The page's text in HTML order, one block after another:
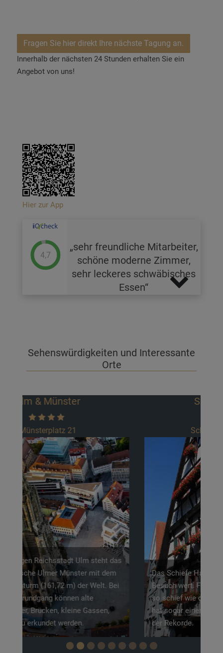
Fragen Sie hier direkt Ihre nächste Tagung an.
Innerhalb der nächsten 24 Stunden erhalten Sie ein
Angebot von uns!
Hier zur App
4,7
sehr freundliche Mitarbeiter,
schöne moderne Zimmer,
sehr leckeres schwäbisches
Essen
Sehenswürdigkeiten und Interessante
Orte
Schiefes Haus
Das Schiefe Haus in Ulm ist definitiv einen
Besuch wert. Fun Fact: Das Haus ist doppelt
so schief wie der schiefe Turm von Pisa und
hat sogar einen Eintrag im Guinness-Buch
der Rekorde.
Previous Next